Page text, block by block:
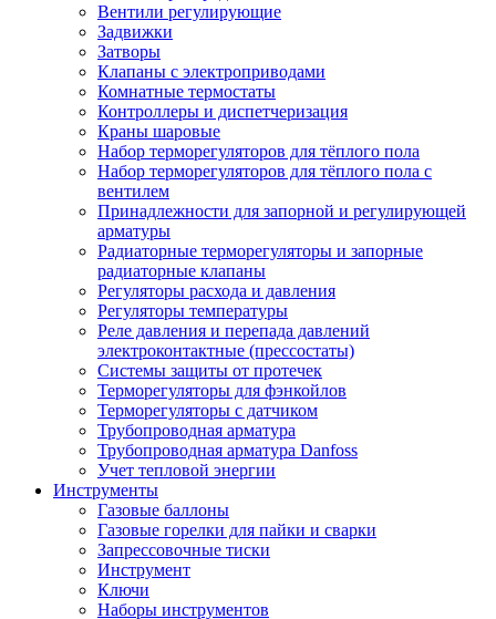
Вентили регулирующие
Задвижки
Затворы
Клапаны с электроприводами
Комнатные термостаты
Контроллеры и диспетчеризация
Краны шаровые
Набор терморегуляторов для тёплого пола
Набор терморегуляторов для тёплого пола с
вентилем
Принадлежности для запорной и регулирующей
арматуры
Радиаторные терморегуляторы и запорные
радиаторные клапаны
Регуляторы расхода и давления
Регуляторы температуры
Реле давления и перепада давлений
электроконтактные (прессостаты)
Системы защиты от протечек
Терморегуляторы для фэнкойлов
Терморегуляторы с датчиком
Трубопроводная арматура
Трубопроводная арматура Danfoss
Учет тепловой энергии
Инструменты
Газовые баллоны
Газовые горелки для пайки и сварки
Запрессовочные тиски
Инструмент
Ключи
Наборы инструментов